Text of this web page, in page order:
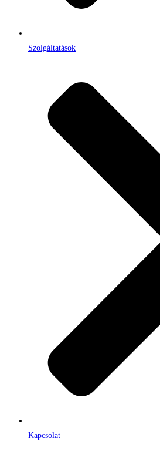
Szolgáltatások
Kapcsolat